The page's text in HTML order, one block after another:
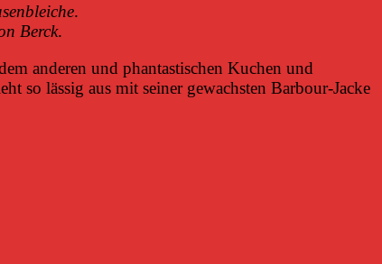
.
Berck.
anderen und phantastischen Kuchen und
so lässig aus mit seiner gewachsten Barbour-Jacke